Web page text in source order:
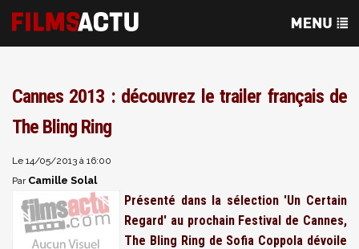
Cannes 2013 : découvrez le trailer français de
The Bling Ring
Le 14/05/2013 à 16:00
Par Camille Solal
Présenté dans la sélection 'Un Certain
Regard' au prochain Festival de Cannes,
The Bling Ring de Sofia Coppola dévoile